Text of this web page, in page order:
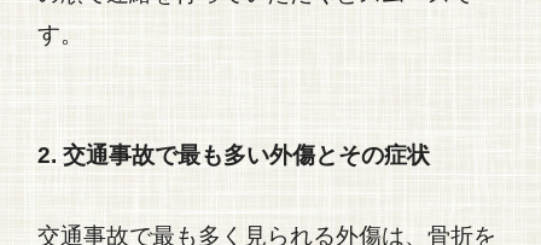
す。
2. 交通事故で最も多い外傷とその症状
交通事故で最も多く見られる外傷は、骨折を